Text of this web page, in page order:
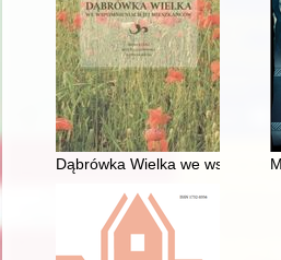
Dąbrówka Wielka we